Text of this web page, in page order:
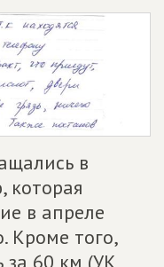
в
в апреле
Кроме того,